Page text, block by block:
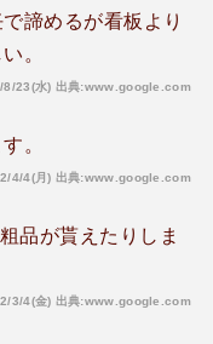
諦めるが看板より
。
8/23(水) 出典:www.google.com
。
4/4(月) 出典:www.google.com
品が貰えたりしま
3/4(金) 出典:www.google.com